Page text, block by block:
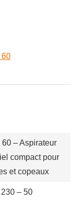
60
– Aspirateur
compact pour
et copeaux
230 – 50